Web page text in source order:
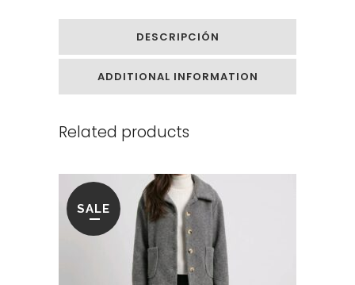
DESCRIPCIÓN
ADDITIONAL INFORMATION
Related products
SALE